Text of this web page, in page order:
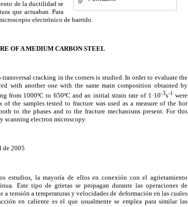
de la ductilidad se
que actuaban. Para
electrónico de barrido.
OF A MEDIUM CARBON STEEL
cracking in the corners is studied. In order to evaluate the
with another one with the same main composition obtained by
from 1000ºC to 650ºC and an initial strain rate of 1·10-3s-1 were
the samples tested to fracture was used as a measure of the hot
to the phases and to the fracture mechanisms present. For this
scanning electron microscopy.
de 2005
estudios, la mayoría de ellos en conexión con el agrietamiento
Este tipo de grietas se propagan durante las operaciones de
tensión a temperaturas y velocidades de deformación en las cuales
en caliente es el que usualmente se emplea para similar las